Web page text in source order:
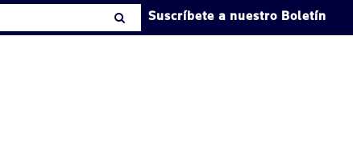
Suscríbete a nuestro Boletín